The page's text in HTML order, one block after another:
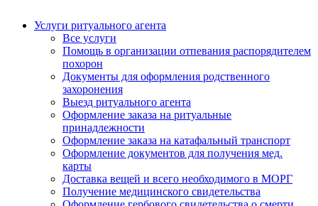
Услуги ритуального агента
Все услуги
Помощь в организации отпевания распорядителем
похорон
Документы для оформления родственного
захоронения
Выезд ритуального агента
Оформление заказа на ритуальные
принадлежности
Оформление заказа на катафальный транспорт
Оформление документов для получения мед.
карты
Доставка вещей и всего необходимого в МОРГ
Получение медицинского свидетельства